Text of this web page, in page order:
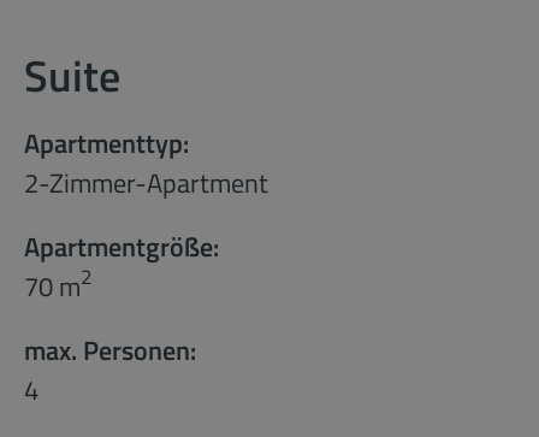
Suite
Apartmenttyp:
2-Zimmer-Apartment
Apartmentgröße:
70 m2
max. Personen:
4